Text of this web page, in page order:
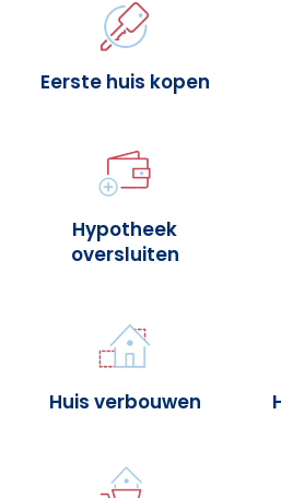
Eerste huis kopen
Hypotheek
oversluiten
Huis verbouwen